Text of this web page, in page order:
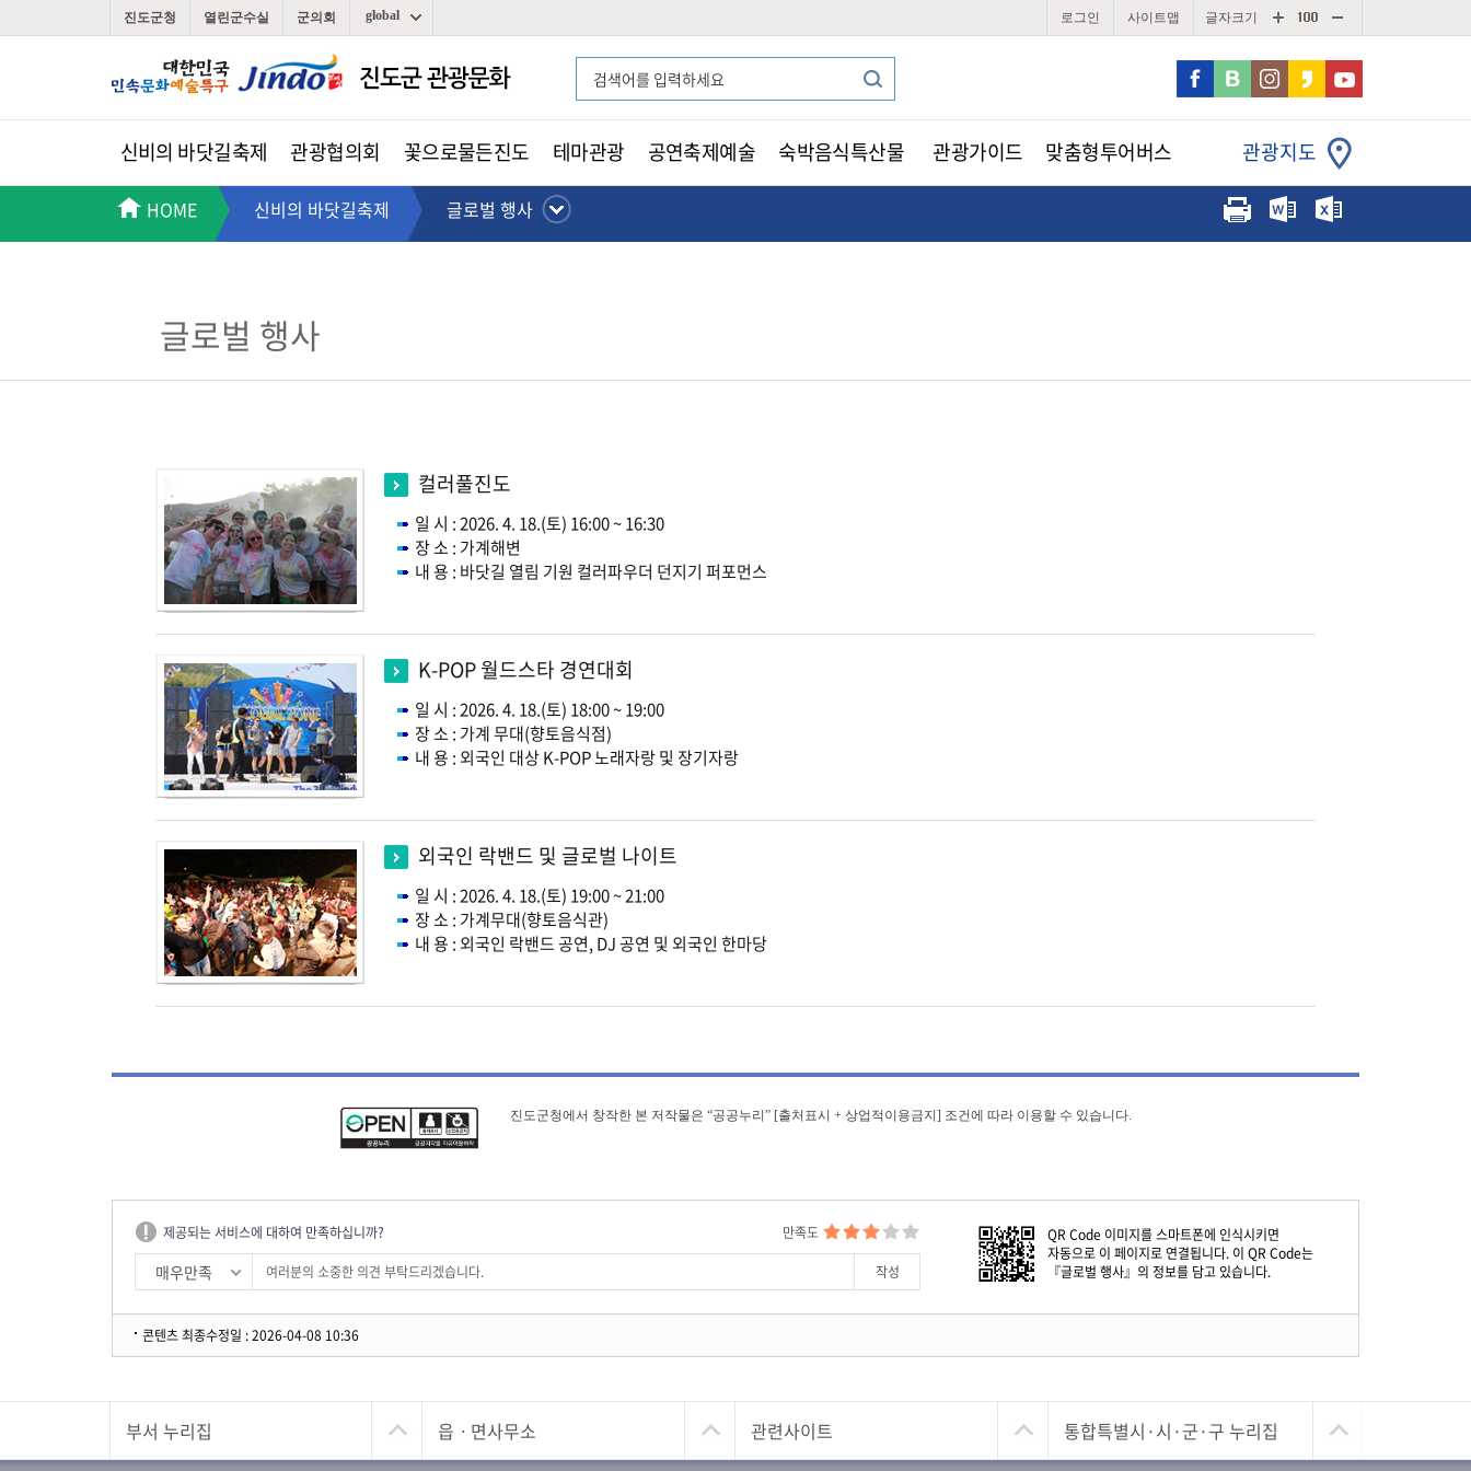
진도군청 열린군수실 군의회 global 로그인 사이트맵 글자크기
신비의 바닷길축제 관광협의회 꽃으로물든진도 테마관광 공연축제예술 숙박음식특산물 관광가이드 맞춤형투어버스 관광지도
HOME 신비의 바닷길축제 글로벌 행사
글로벌 행사
컬러풀진도
일 시 : 2026. 4. 18.(토) 16:00 ~ 16:30
장 소 : 가계해변
내 용 : 바닷길 열림 기원 컬러파우더 던지기 퍼포먼스
K-POP 월드스타 경연대회
일 시 : 2026. 4. 18.(토) 18:00 ~ 19:00
장 소 : 가계 무대(향토음식점)
내 용 : 외국인 대상 K-POP 노래자랑 및 장기자랑
외국인 락밴드 및 글로벌 나이트
일 시 : 2026. 4. 18.(토) 19:00 ~ 21:00
장 소 : 가계무대(향토음식관)
내 용 : 외국인 락밴드 공연, DJ 공연 및 외국인 한마당
진도군청에서 창작한 본 저작물은 “공공누리” [출처표시 + 상업적이용금지] 조건에 따라 이용할 수 있습니다.
제공되는 서비스에 대하여 만족하십니까? 만족도
매우만족
QR Code 이미지를 스마트폰에 인식시키면
자동으로 이 페이지로 연결됩니다. 이 QR Code는
『글로벌 행사』의 정보를 담고 있습니다.
콘텐츠 최종수정일 : 2026-04-08 10:36
부서 누리집 읍ㆍ면사무소 관련사이트 통합특별시·시·군·구 누리집